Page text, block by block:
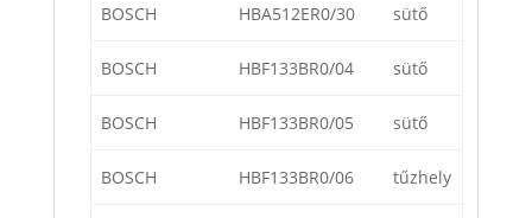
BOSCH HBA512ER0/30 sütő
BOSCH HBF133BR0/04 sütő
BOSCH HBF133BR0/05 sütő
BOSCH HBF133BR0/06 tűzhely